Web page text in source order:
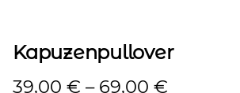
Kapuzenpullover
39,00 € – 69,00 €